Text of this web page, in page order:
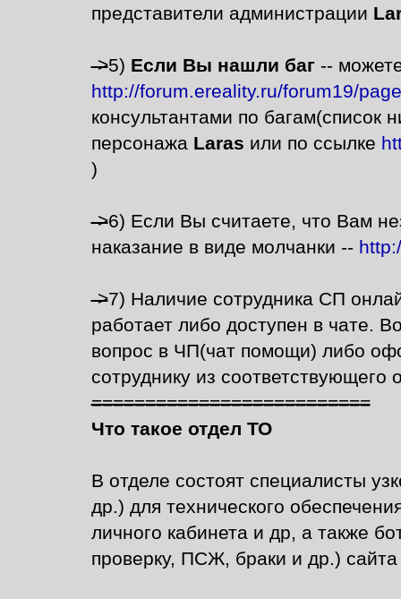
представители администрации
->5) Если Вы нашли баг--
http://forum.ereality.ru/forum19/
консультантами по
персонажа Laras или по ссылке
)
->6) Если Вы считаете, что Вам
наказание в виде молчанки --
->7) Наличие сотрудника СП
работает либо доступен в чате.
вопрос в ЧП(чат помощи) либо
сотруднику из соответствующего
==========================
Что такое отдел ТО
В отделе состоят специалисты
др.) для технического
личного кабинета и др, а также
проверку, ПСЖ, браки и др.)